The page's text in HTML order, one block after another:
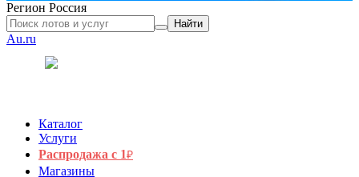
Регион Россия
Найти
Au.ru
Каталог
Услуги
Распродажа с 1₽
Магазины